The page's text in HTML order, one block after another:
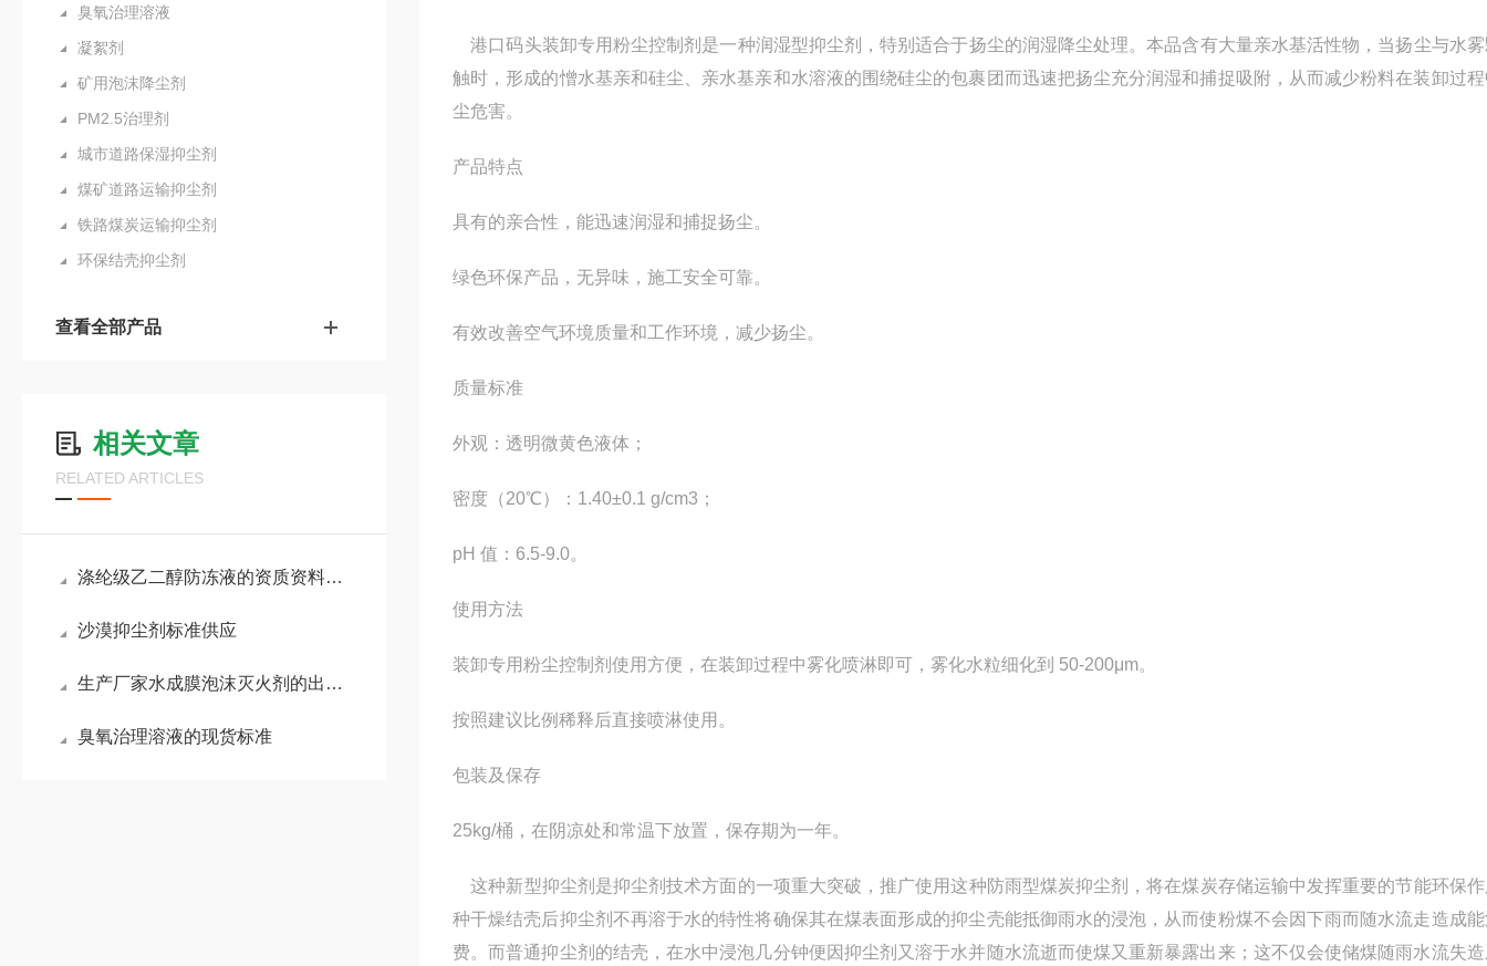
臭氧治理溶液
凝絮剂
矿用泡沫降尘剂
PM2.5治理剂
城市道路保湿抑尘剂
煤矿道路运输抑尘剂
铁路煤炭运输抑尘剂
环保结壳抑尘剂
查看全部产品
相关文章
RELATED ARTICLES
涤纶级乙二醇防冻液的资质资料齐全
沙漠抑尘剂标准供应
生产厂家水成膜泡沫灭火剂的出厂成分
臭氧治理溶液的现货标准
港口码头装卸专用粉尘控制剂是一种润湿型抑尘剂，特别适合于扬尘的润湿降尘处理。本品含有大量亲水基活性物，当扬尘与水
触时，形成的憎水基亲和硅尘、亲水基亲和水溶液的围绕硅尘的包裹团而迅速把扬尘充分润湿和捕捉吸附，从而减少粉料在装卸过
尘危害。
产品特点
具有的亲合性，能迅速润湿和捕捉扬尘。
绿色环保产品，无异味，施工安全可靠。
有效改善空气环境质量和工作环境，减少扬尘。
质量标准
外观：透明微黄色液体；
密度（20℃）：1.40±0.1 g/cm3；
pH 值：6.5-9.0。
使用方法
装卸专用粉尘控制剂使用方便，在装卸过程中雾化喷淋即可，雾化水粒细化到 50-200μm。
按照建议比例稀释后直接喷淋使用。
包装及保存
25kg/桶，在阴凉处和常温下放置，保存期为一年。
这种新型抑尘剂是抑尘剂技术方面的一项重大突破，推广使用这种防雨型煤炭抑尘剂，将在煤炭存储运输中发挥重要的节能环保
种干燥结壳后抑尘剂不再溶于水的特性将确保其在煤表面形成的抑尘壳能抵御雨水的浸泡，从而使粉煤不会因下雨而随水流走造成
费。而普通抑尘剂的结壳，在水中浸泡几分钟便因抑尘剂又溶于水并随水流逝而使煤又重新暴露出来；这不仅会使储煤随雨水流失